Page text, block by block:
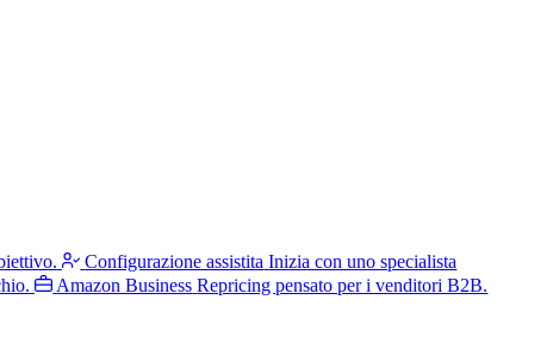
Configurazione assistita Inizia con uno specialista
Amazon Business Repricing pensato per i venditori B2B.